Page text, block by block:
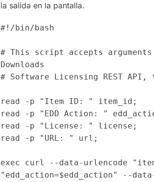
la salida en la pantalla.
#!/bin/bash
# This script accepts
Downloads
# Software Licensing REST
read -p "Item ID: " item_id;
read -p "EDD Action: "
read -p "License: " license;
read -p "URL: " url;
exec curl --data-urlencode
"edd_action=$edd_action" --